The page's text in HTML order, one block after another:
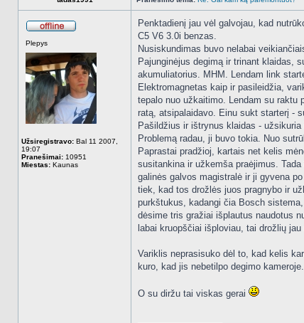
Plepys
Užsiregistravo: Bal 11 2007,
19:07
Pranešimai: 10951
Miestas: Kaunas
Penktadienį jau vėl galvojau, kad
C5 V6 3.0i benzas.
Nusiskundimas buvo nelabai
Pajunginėjus degimą ir trinant klaidas,
akumuliatorius. MHM. Lendam link
Elektromagnetas kaip ir pasileidžia,
tepalo nuo užkaitimo. Lendam su raktu
ratą, atsipalaidavo. Einu sukt starterį -
Pašildžius ir ištrynus klaidas -
Problemą radau, ji buvo tokia. Nuo
Paprastai pradžioj, kartais net kelis
susitankina ir užkemša praėjimus.
galinės galvos magistralė ir ji gyvena
tiek, kad tos drožlės juos pragnybo ir
purkštukus, kadangi čia Bosch
dėsime tris gražiai išplautus naudotus
labai kruopščiai išploviau, tai drožlių jau
Variklis neprasisuko dėl to, kad kelis
kuro, kad jis nebetilpo degimo
O su diržu tai viskas gerai